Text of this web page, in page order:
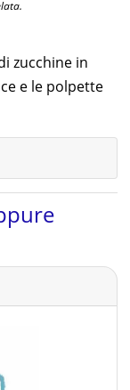
zucchine in
e le polpette